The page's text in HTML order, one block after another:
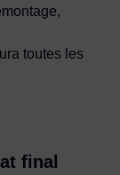
toutes les
final